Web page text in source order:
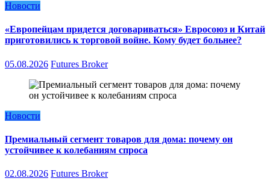
Новости
«Европейцам придется договариваться» Евросоюз и Китай
приготовились к торговой войне. Кому будет больнее?
05.08.2026 Futures Broker
Новости
Премиальный сегмент товаров для дома: почему он
устойчивее к колебаниям спроса
02.08.2026 Futures Broker